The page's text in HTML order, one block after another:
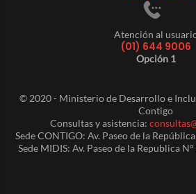
Atención al
(01) 644 9006
Opción 1
© 2020 - Ministerio de Desarrollo e
Contigo
Consultas y asistencia:
Sede CONTIGO: Av. Paseo de la
Sede MIDIS: Av. Paseo de la Republica